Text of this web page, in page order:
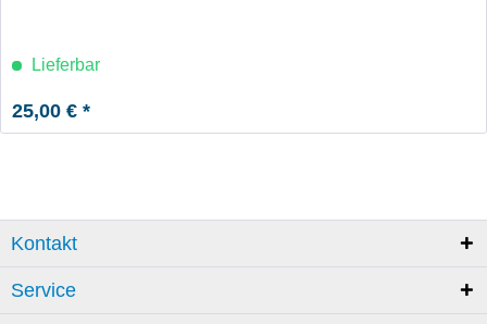
Lieferbar
25,00 € *
Kontakt
Service